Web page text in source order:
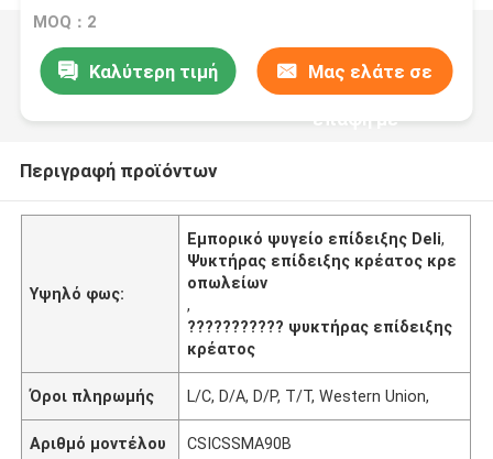
κατάστημα κρέατος
MOQ：2
Καλύτερη τιμή Μας ελάτε σε
επαφή με
Περιγραφή προϊόντων
Υψηλό φως:
Εμπορικό ψυγείο επίδειξης Deli,
Ψυκτήρας επίδειξης κρέατος κρε
οπωλείων
,
??????????? ψυκτήρας επίδειξης
κρέατος
Όροι πληρωμής L/C, D/A, D/P, T/T, Western Union,
Αριθμό μοντέλου CSICSSMA90B